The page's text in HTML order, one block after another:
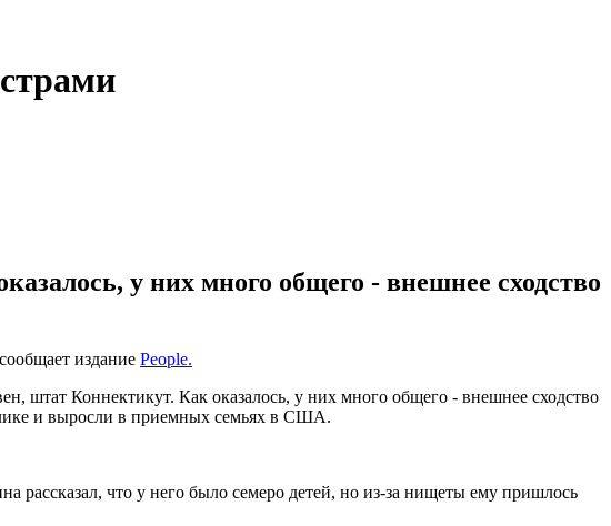
у них много общего - внешнее сходство
издание People.
штат Коннектикут. Как оказалось, у них много общего - внешнее сходство
и выросли в приемных семьях в США.
рассказал, что у него было семеро детей, но из-за нищеты ему пришлось